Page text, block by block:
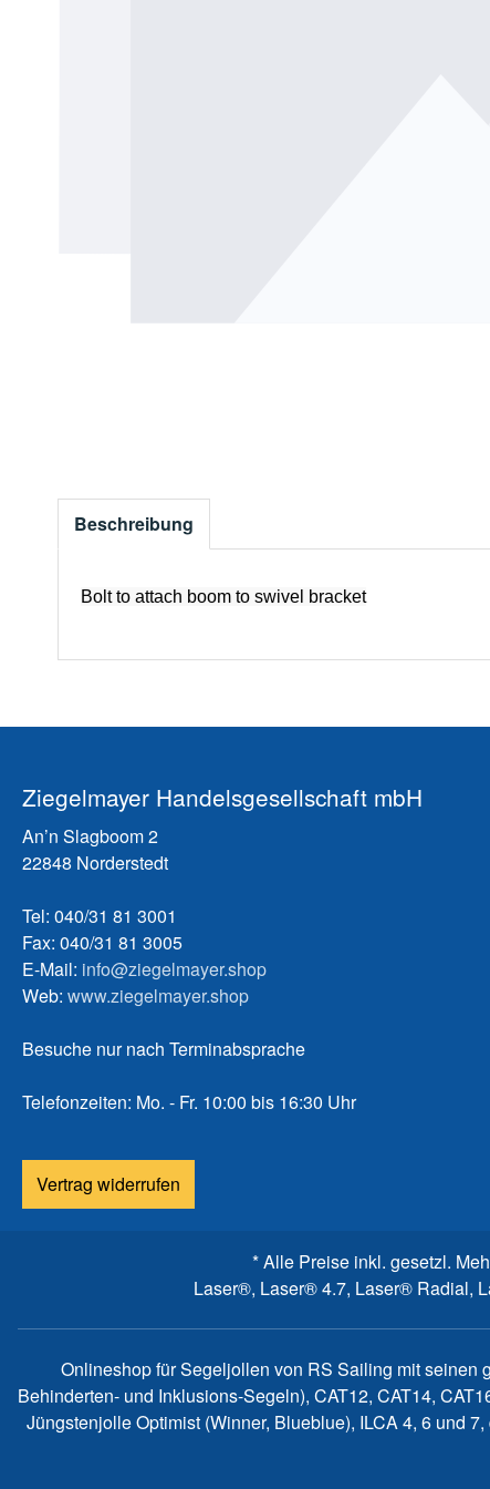
Beschreibung
Bolt to attach boom to swivel bracket
Ziegelmayer Handelsgesellschaft mbH
An’n Slagboom 2
22848 Norderstedt
Tel: 040/31 81 3001
Fax: 040/31 81 3005
E-Mail: info@ziegelmayer.shop
Web: www.ziegelmayer.shop
Besuche nur nach Terminabsprache
Telefonzeiten: Mo. - Fr. 10:00 bis 16:30 Uhr
Vertrag widerrufen
* Alle Preise inkl. gesetzl.
Laser®, Laser® 4.7, Laser® Radial,
Onlineshop für Segeljollen von RS Sailing mit seinen
Behinderten- und Inklusions-Segeln), CAT12, CAT14,
Jüngstenjolle Optimist (Winner, Blueblue), ILCA 4, 6 und